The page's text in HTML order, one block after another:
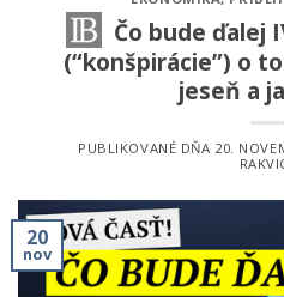
Čo bude ďalej
(“konšpirácie”) o
jeseň a
PUBLIKOVANÉ DŇA 20.
20
nov